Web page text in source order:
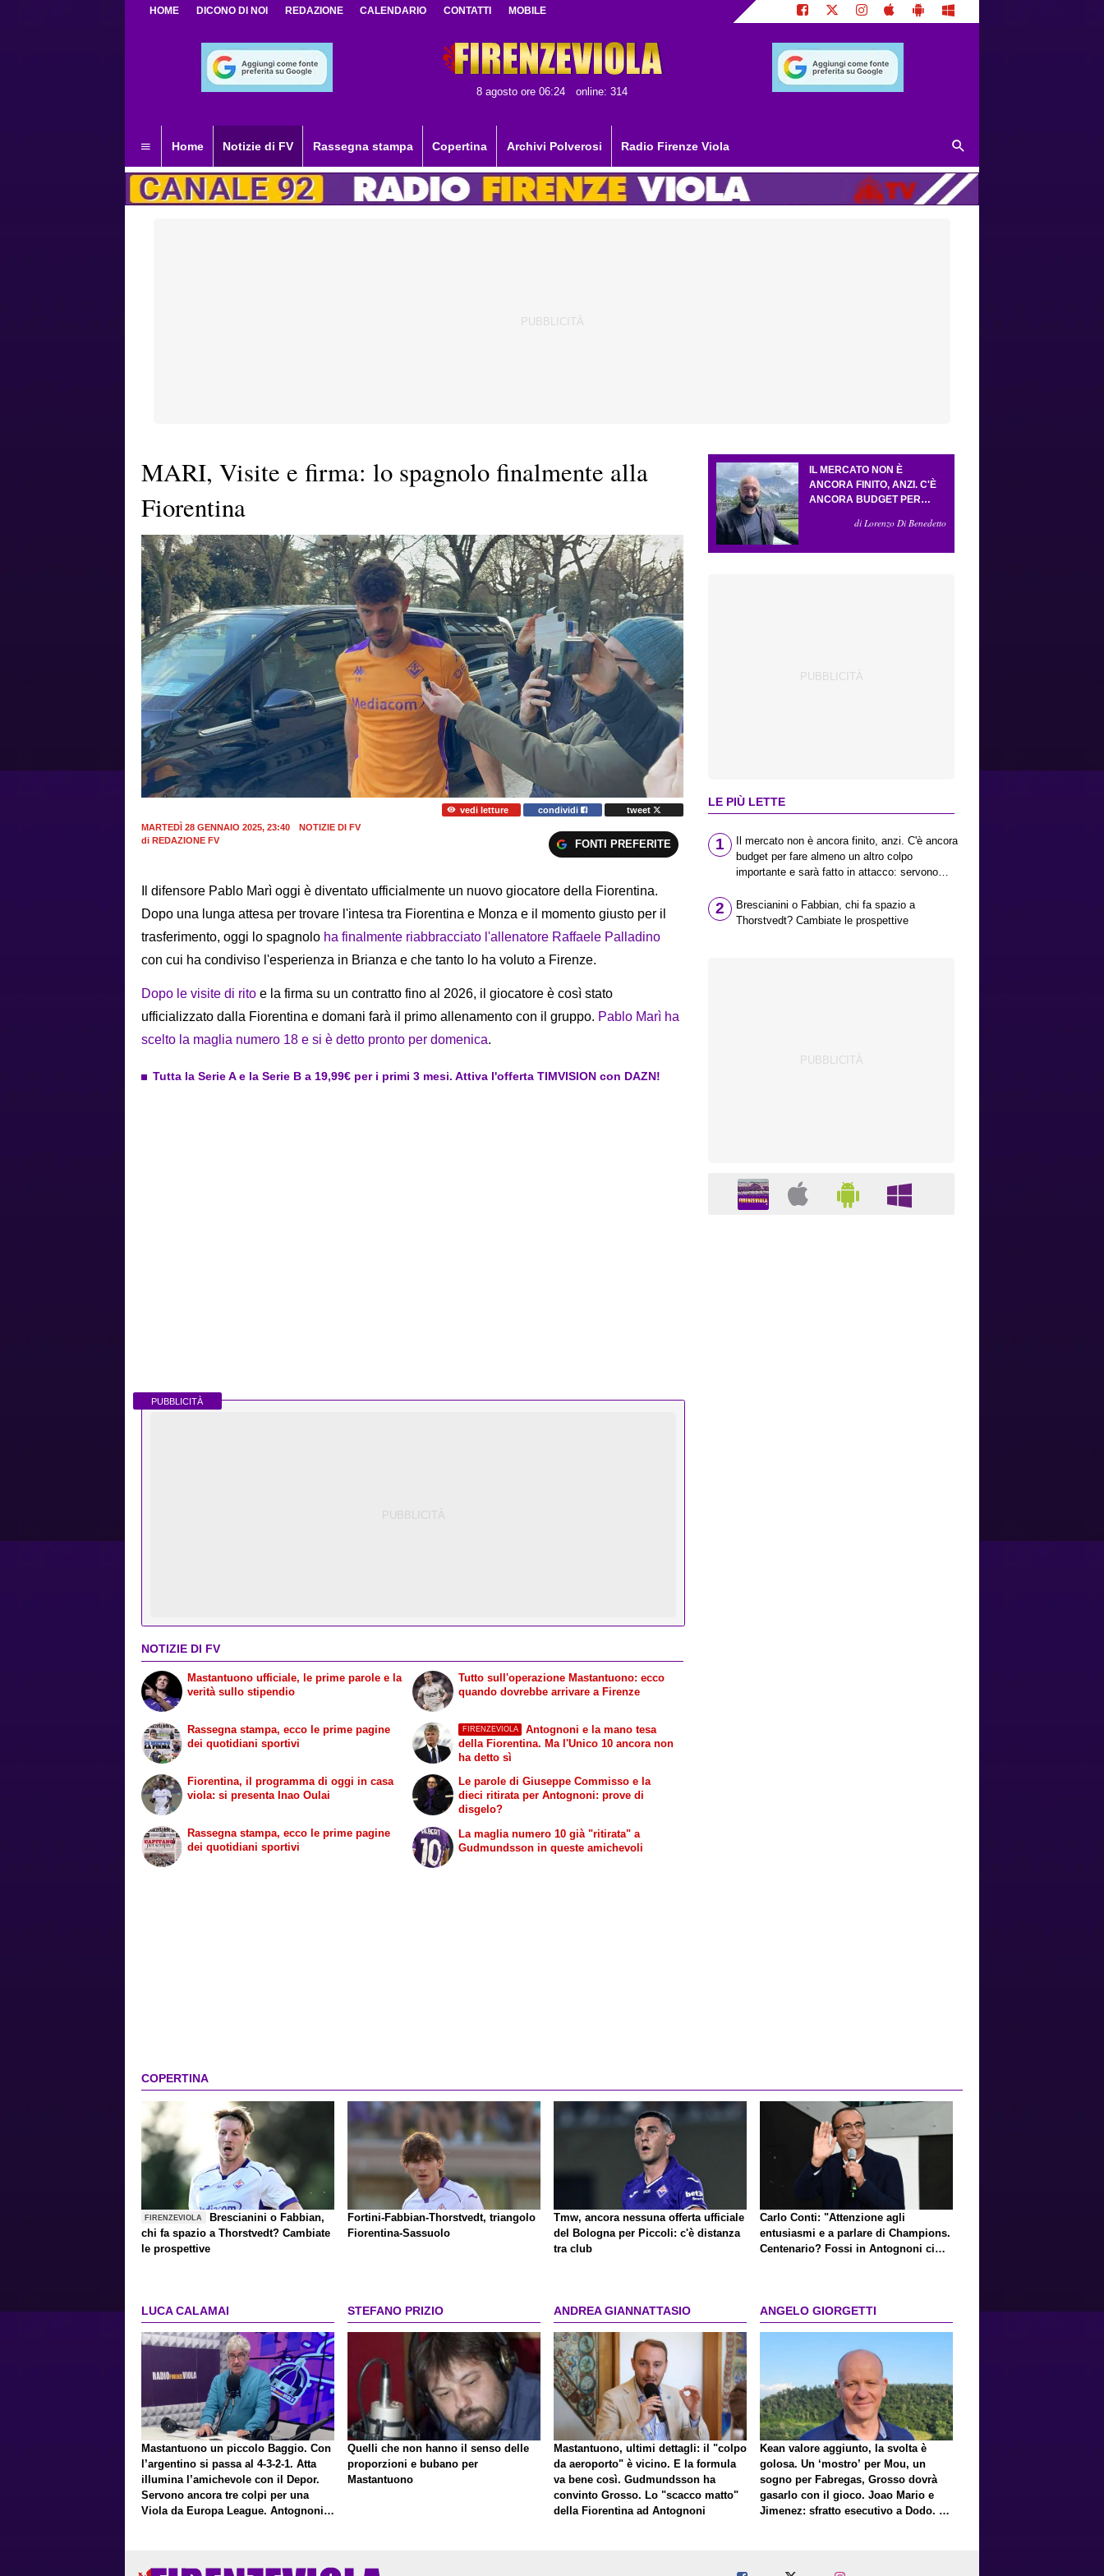
HOME DICONO DI NOI REDAZIONE CALENDARIO CONTATTI MOBILE
8 agosto ore 06:24 online: 314
Home Notizie di FV Rassegna stampa Copertina Archivi Polverosi Radio Firenze Viola
MARI, Visite e firma: lo spagnolo finalmente alla
Fiorentina
vedi letture condividi
tweet
MARTEDÌ 28 GENNAIO 2025, 23:40
NOTIZIE DI FV
di REDAZIONE FV FONTI PREFERITE
Il difensore Pablo Marì oggi è diventato ufficialmente un nuovo giocatore della Fiorentina.
Dopo una lunga attesa per trovare l'intesa tra Fiorentina e Monza e il momento giusto per il
trasferimento, oggi lo spagnolo ha finalmente riabbracciato l'allenatore Raffaele Palladino
con cui ha condiviso l'esperienza in Brianza e che tanto lo ha voluto a Firenze.
Dopo le visite di rito e la firma su un contratto fino al 2026, il giocatore è così stato
ufficializzato dalla Fiorentina e domani farà il primo allenamento con il gruppo. Pablo Marì ha
scelto la maglia numero 18 e si è detto pronto per domenica.
Tutta la Serie A e la Serie B a 19,99€ per i primi 3 mesi. Attiva l'offerta TIMVISION con DAZN!
PUBBLICITÀ
NOTIZIE DI FV
Mastantuono ufficiale, le prime parole e la
verità sullo stipendio
Rassegna stampa, ecco le prime pagine
dei quotidiani sportivi
Tutto sull'operazione Mastantuono: ecco
quando dovrebbe arrivare a Firenze
FIRENZEVIOLA
Antognoni e la mano tesa
della Fiorentina. Ma l'Unico 10 ancora non
ha detto sì
Fiorentina, il programma di oggi in casa
viola: si presenta Inao Oulai
Rassegna stampa, ecco le prime pagine
dei quotidiani sportivi
Le parole di Giuseppe Commisso e la
dieci ritirata per Antognoni: prove di
disgelo?
La maglia numero 10 già "ritirata" a
Gudmundsson in queste amichevoli
IL MERCATO NON È
ANCORA FINITO, ANZI. C'È
ANCORA BUDGET PER
COLPO IMPORTANTE E
di Lorenzo Di Benedetto
LE PIÙ LETTE
1
Il mercato non è ancora finito, anzi. C'è ancora
budget per fare almeno un altro colpo
importante e sarà fatto in attacco: servono
il Bologna: caccia al giusto incastro
2
Brescianini o Fabbian, chi fa spazio a
Thorstvedt? Cambiate le prospettive
COPERTINA
FIRENZEVIOLA
Brescianini o Fabbian,
chi fa spazio a Thorstvedt? Cambiate
le prospettive
Fortini-Fabbian-Thorstvedt, triangolo
Fiorentina-Sassuolo
Tmw, ancora nessuna offerta ufficiale
del Bologna per Piccoli: c'è distanza
tra club
Carlo Conti: "Attenzione agli
entusiasmi e a parlare di Champions.
Centenario? Fossi in Antognoni ci
LUCA CALAMAI
Mastantuono un piccolo Baggio. Con
l’argentino si passa al 4-3-2-1. Atta
illumina l’amichevole con il Depor.
Servono ancora tre colpi per una
Viola da Europa League. Antognoni,
STEFANO PRIZIO
Quelli che non hanno il senso delle
proporzioni e bubano per
Mastantuono
ANDREA GIANNATTASIO
Mastantuono, ultimi dettagli: il "colpo
da aeroporto" è vicino. E la formula
va bene così. Gudmundsson ha
convinto Grosso. Lo "scacco matto"
della Fiorentina ad Antognoni
ANGELO GIORGETTI
Kean valore aggiunto, la svolta è
golosa. Un ‘mostro’ per Mou, un
sogno per Fabregas, Grosso dovrà
gasarlo con il gioco. Joao Mario e
Jimenez: sfratto esecutivo a Dodo. E